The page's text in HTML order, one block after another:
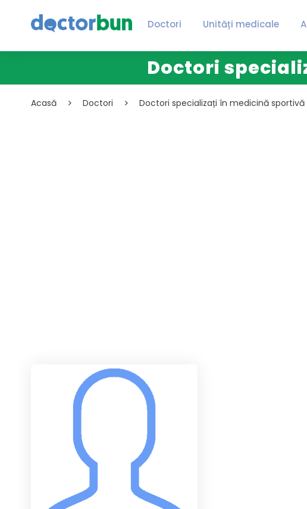
Doctori Unități medicale
Doctori
Acasă Doctori Doctori specializați în medicină sportivă